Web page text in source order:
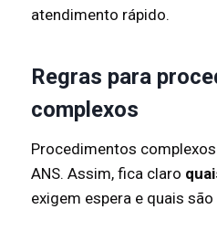
atendimento rápido.
Regras para
complexos
Procedimentos
ANS. Assim, fica claro
exigem espera e quais